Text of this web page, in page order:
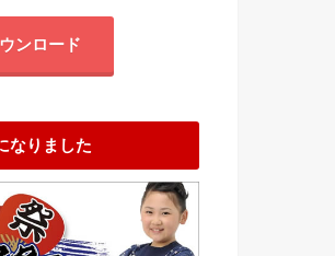
ンロード
なりました